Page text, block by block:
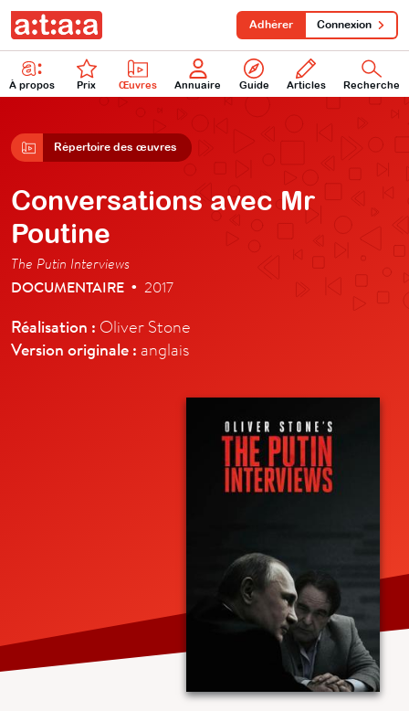
À propos Prix Œuvres Annuaire Guide Articles Recherche
Adhérer Connexion
Répertoire des œuvres
Conversations avec Mr
Poutine
The Putin Interviews
DOCUMENTAIRE • 2017
Réalisation : Oliver Stone
Version originale : anglais